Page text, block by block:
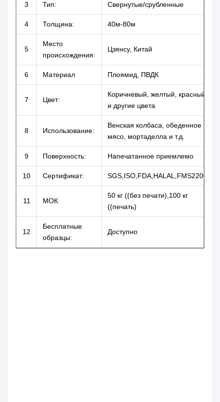
3 Тип: Свернутые/срубленные
4 Толщина: 40м-80м
5
Место
происхождения:
Цзянсу, Китай
6 Материал Плоямид, ПВДК
7 Цвет:
Коричневый, желтый, красный
и другие цвета
8 Использование:
Венская колбаса, обеденное
мясо, мортаделла и т.д.
9 Поверхность: Напечатанное приемлемо
10 Сертификат: SGS,ISO,FDA,HALAL,FMS22000
11 МОК
50 кг ((без печати),100 кг
((печать)
12
Бесплатные
образцы:
Доступно